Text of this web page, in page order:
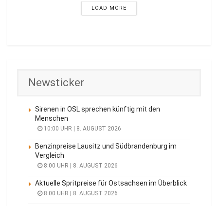
LOAD MORE
Newsticker
Sirenen in OSL sprechen künftig mit den
Menschen
10:00 UHR | 8. AUGUST 2026
Benzinpreise Lausitz und Südbrandenburg im
Vergleich
8:00 UHR | 8. AUGUST 2026
Aktuelle Spritpreise für Ostsachsen im Überblick
8:00 UHR | 8. AUGUST 2026